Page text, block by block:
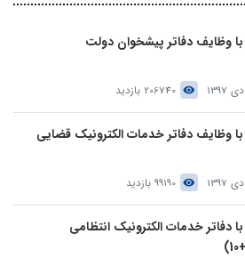
وظایف دفاتر پیشخوان دولت
206740 بازدید
وظایف دفاتر خدمات الکترونیک قضایی
99190 بازدید
دفاتر خدمات الکترونیک انتظامی